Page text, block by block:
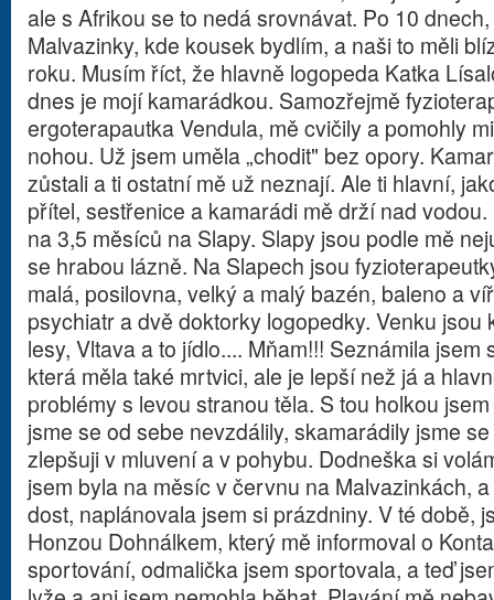
ale s Afrikou se to nedá srovnávat. Po 10
Malvazinky, kde kousek bydlím, a naši to měli
roku. Musím říct, že hlavně logopeda Katka
dnes je mojí kamarádkou. Samozřejmě
ergoterapautka Vendula, mě cvičily a pomohly
nohou. Už jsem uměla „chodit" bez opory.
zůstali a ti ostatní mě už neznají. Ale ti hlavní,
přítel, sestřenice a kamarádi mě drží nad
na 3,5 měsíců na Slapy. Slapy jsou podle mě
se hrabou lázně. Na Slapech jsou
malá, posilovna, velký a malý bazén, baleno a
psychiatr a dvě doktorky logopedky. Venku jsou
lesy, Vltava a to jídlo.... Mňam!!! Seznámila
která měla také mrtvici, ale je lepší než já a
problémy s levou stranou těla. S tou holkou
jsme se od sebe nevzdálily, skamarádily jsme
zlepšuji v mluvení a v pohybu. Dodneška si
jsem byla na měsíc v červnu na Malvazinkách,
dost, naplánovala jsem si prázdniny. V té době,
Honzou Dohnálkem, který mě informoval o
sportování, odmalička jsem sportovala, a teď